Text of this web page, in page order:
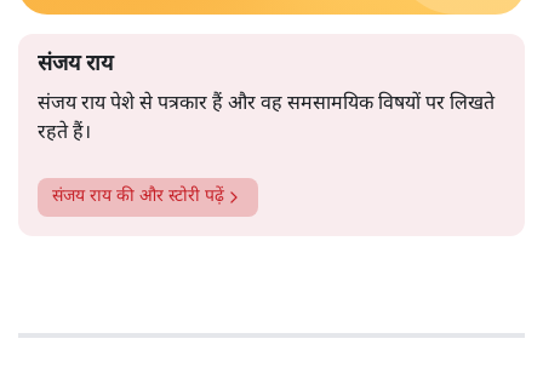
संजय राय
संजय राय पेशे से पत्रकार हैं और वह समसामयिक विषयों पर लिखते
रहते हैं।
संजय रायकी और स्टोरी पढ़ें